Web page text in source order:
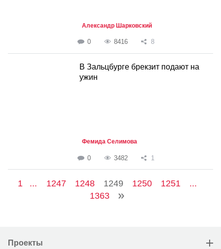
Александр Шарковский
0 8416 8
В Зальцбурге брекзит подают на
ужин
Фемида Селимова
0 3482 1
1 ... 1247 1248 1249 1250 1251
...
1363
Проекты